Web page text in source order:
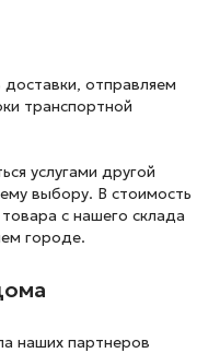
отправляем
транспортной
услугами другой
выбору. В стоимость
с нашего склада
городе.
наших партнеров